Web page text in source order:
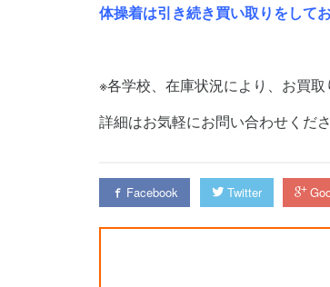
体操着は引き続き買い取りをして
※各学校、在庫状況により、お買取
詳細はお気軽にお問い合わせくださ
Facebook Twitter